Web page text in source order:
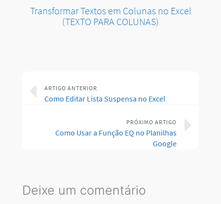
Transformar Textos em Colunas no Excel
(TEXTO PARA COLUNAS)
ARTIGO ANTERIOR
Como Editar Lista Suspensa no Excel
PRÓXIMO ARTIGO
Como Usar a Função EQ no Planilhas
Google
Deixe um comentário